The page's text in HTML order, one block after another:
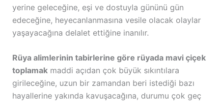
yerine geleceğine, eşi ve dostuyla gününü gün
edeceğine, heyecanlanmasına vesile olacak olaylar
yaşayacağına delalet ettiğine inanılır.
Rüya alimlerinin tabirlerine göre rüyada mavi çiçek
toplamakmaddi açıdan çok büyük sıkıntılara
girileceğine, uzun bir zamandan beri istediği bazı
hayallerine yakında kavuşacağına, durumu çok geç